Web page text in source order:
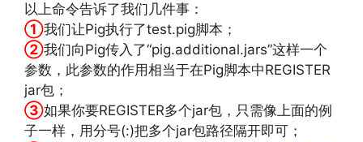
以上命令告诉了我们几件事：
①我们让Pig执行了test.pig脚本；
②我们向Pig传入了“pig.additional.jars”这样一个
参数，此参数的作用相当于在Pig脚本中REGISTER
jar包；
③如果你要REGISTER多个jar包，只需像上面的例
子一样，用分号(:)把多个jar包路径隔开即可；